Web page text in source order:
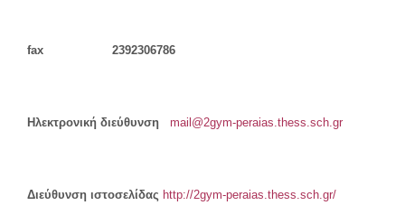
fax 2392306786
Ηλεκτρονική διεύθυνση mail@2gym-peraias.thess.sch.gr
Διεύθυνση ιστοσελίδας http://2gym-peraias.thess.sch.gr/